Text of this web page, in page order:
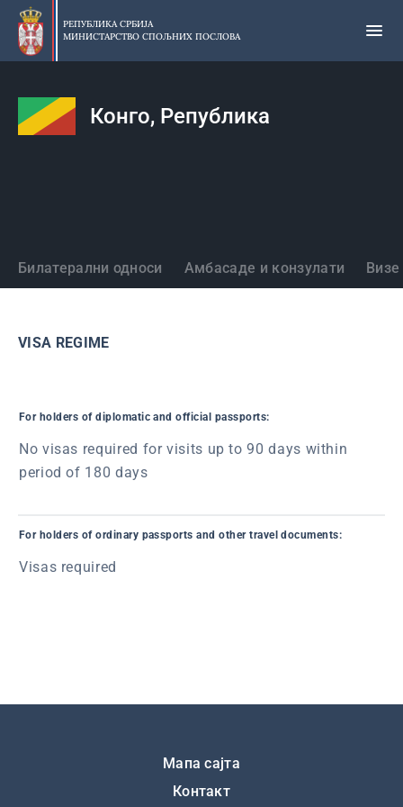
Прескочи
главни
део
РЕПУБЛИКА СРБИЈА
МИНИСТАРСТВО СПОЉНИХ ПОСЛОВА
Конго, Република
Државе
Билатерални односи Амбасаде и конзулати
VISA REGIME
For holders of diplomatic and official passports:
No visas required for visits up to 90 days within
period of 180 days
For holders of ordinary passports and other travel documents:
Visas required
Мапа сајта
Контакт